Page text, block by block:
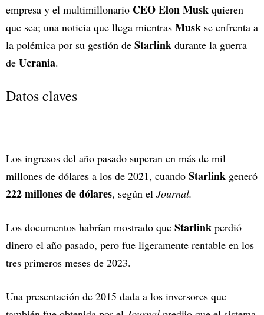
empresa y el multimillonario CEOElon Musk quieren
que sea; una noticia que llega mientras Musk se enfrenta a
la polémica por su gestión de Starlink durante la guerra
de Ucrania.
Datos claves
Los ingresos del año pasado superan en más de mil
millones de dólares a los de 2021, cuando Starlink generó
222 millones de dólares, según el Journal.
Los documentos habrían mostrado que Starlink perdió
dinero el año pasado, pero fue ligeramente rentable en los
tres primeros meses de 2023.
Una presentación de 2015 dada a los inversores que